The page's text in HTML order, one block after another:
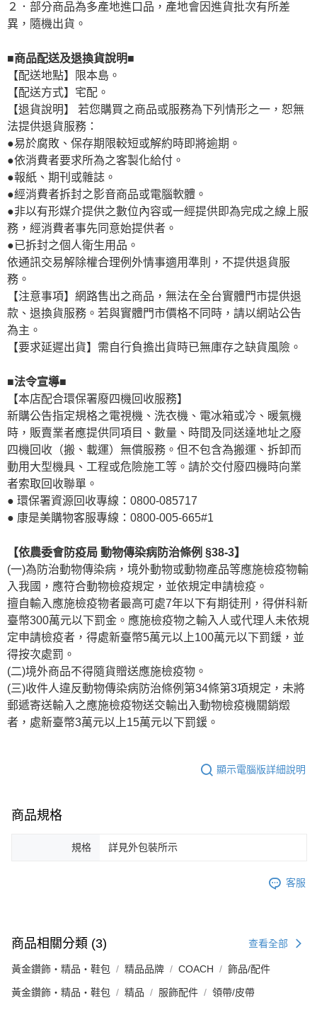
２．部分商品為多產地進口品，產地會因進貨批次有所差
異，隨機出貨。
■商品配送及退換貨說明■
【配送地點】限本島。
【配送方式】宅配。
【退貨說明】 若您購買之商品或服務為下列情形之一，恕無
法提供退貨服務：
●易於腐敗、保存期限較短或解約時即將逾期。
●依消費者要求所為之客製化給付。
●報紙、期刊或雜誌。
●經消費者拆封之影音商品或電腦軟體。
●非以有形媒介提供之數位內容或一經提供即為完成之線上服
務，經消費者事先同意始提供者。
●已拆封之個人衛生用品。
依通訊交易解除權合理例外情事適用準則，不提供退貨服
務。
【注意事項】網路售出之商品，無法在全台實體門市提供退
款、退換貨服務。若與實體門市價格不同時，請以網站公告
為主。
【要求延遲出貨】需自行負擔出貨時已無庫存之缺貨風險。
■法令宣導■
【本店配合環保署廢四機回收服務】
新購公告指定規格之電視機、洗衣機、電冰箱或冷、暖氣機
時，販賣業者應提供同項目、數量、時間及同送達地址之廢
四機回收（搬、載運）無償服務。但不包含為搬運、拆卸而
動用大型機具、工程或危險施工等。請於交付廢四機時向業
者索取回收聯單。
● 環保署資源回收專線：0800-085717
● 康是美購物客服專線：0800-005-665#1
【依農委會防疫局 動物傳染病防治條例 §38-3】
(一)為防治動物傳染病，境外動物或動物產品等應施檢疫物輸
入我國，應符合動物檢疫規定，並依規定申請檢疫。
擅自輸入應施檢疫物者最高可處7年以下有期徒刑，得併科新
臺幣300萬元以下罰金。應施檢疫物之輸入人或代理人未依規
定申請檢疫者，得處新臺幣5萬元以上100萬元以下罰鍰，並
得按次處罰。
(二)境外商品不得隨貨贈送應施檢疫物。
(三)收件人違反動物傳染病防治條例第34條第3項規定，未將
郵遞寄送輸入之應施檢疫物送交輸出入動物檢疫機關銷燬
者，處新臺幣3萬元以上15萬元以下罰鍰。
顯示電腦版詳細說明
商品規格
規格 詳見外包裝所示
客服
商品相關分類 (3) 查看全部
黃金鑽飾・精品・鞋包 精品品牌 COACH 飾品/配件
黃金鑽飾・精品・鞋包 精品 服飾配件 領帶/皮帶